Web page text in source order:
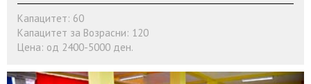
Капацитет: 60
Капацитет за Возрасни: 120
Цена: од 2400-5000 ден.